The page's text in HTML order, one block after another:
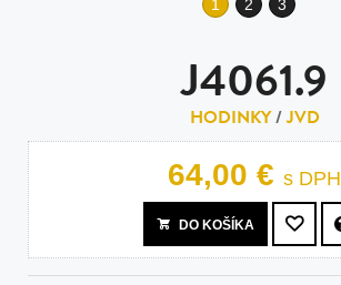
1 2 3
J4061.9
HODINKY/JVD
64,00 € s DPH
DO KOŠÍKA